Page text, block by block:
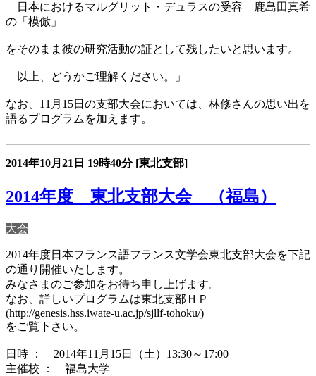
日本におけるマルグリット・デュラスの受容―鹿島田真希
の「模倣」
をそのまま彼の研究活動の証として残したいと思います。
以上、どうかご理解ください。」
なお、11月15日の支部大会においては、林修さんの思い出を
語るプログラムを加えます。
2014年10月21日 19時40分 [東北支部]
2014年度 東北支部大会 （福島）
大会
2014年度日本フランス語フランス文学会東北支部大会を下記
の通り開催いたします。
みなさまのご参加をお待ち申し上げます。
なお、詳しいプログラムは東北支部ＨＰ
(http://genesis.hss.iwate-u.ac.jp/sjllf-tohoku/)
をご覧下さい。
日時 ： 2014年11月15日（土）13:30～17:00
主催校 ： 福島大学